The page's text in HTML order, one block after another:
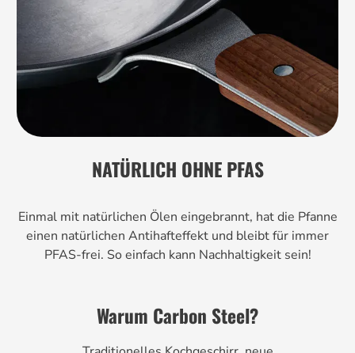
NATÜRLICH OHNE PFAS
Einmal mit natürlichen Ölen eingebrannt, hat die Pfanne
einen natürlichen Antihafteffekt und bleibt für immer
PFAS-frei. So einfach kann Nachhaltigkeit sein!
Warum Carbon Steel?